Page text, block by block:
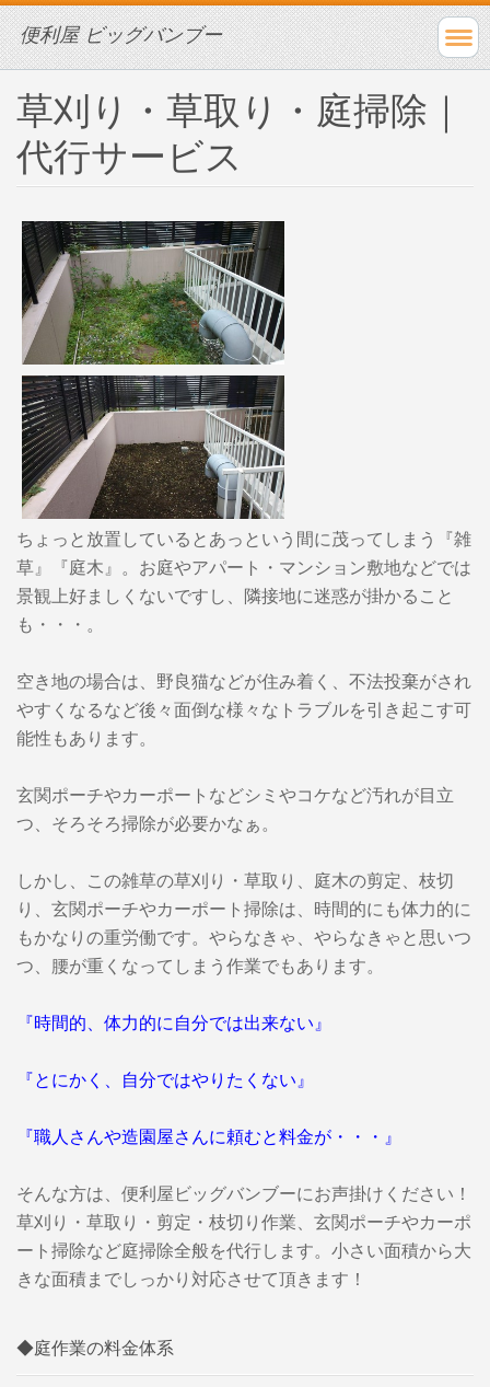
便利屋 ビッグバンブー
草刈り・草取り・庭掃除｜
代行サービス
ちょっと放置しているとあっという間に茂ってしまう『雑
草』『庭木』。お庭やアパート・マンション敷地などでは
景観上好ましくないですし、隣接地に迷惑が掛かること
も・・・。
空き地の場合は、野良猫などが住み着く、不法投棄がされ
やすくなるなど後々面倒な様々なトラブルを引き起こす可
能性もあります。
玄関ポーチやカーポートなどシミやコケなど汚れが目立
つ、そろそろ掃除が必要かなぁ。
しかし、この雑草の草刈り・草取り、庭木の剪定、枝切
り、玄関ポーチやカーポート掃除は、時間的にも体力的に
もかなりの重労働です。やらなきゃ、やらなきゃと思いつ
つ、腰が重くなってしまう作業でもあります。
『時間的、体力的に自分では出来ない』
『とにかく、自分ではやりたくない』
『職人さんや造園屋さんに頼むと料金が・・・』
そんな方は、便利屋ビッグバンブーにお声掛けください！
草刈り・草取り・剪定・枝切り作業、玄関ポーチやカーポ
ート掃除など庭掃除全般を代行します。小さい面積から大
きな面積までしっかり対応させて頂きます！
◆庭作業の料金体系